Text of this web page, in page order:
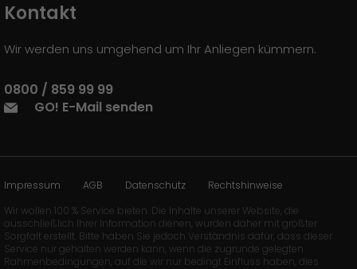
Kontakt
Wir werden uns umgehend um Ihr Anliegen kümmern.
0800 / 859 99 99
GO! E-Mail senden
Impressum AGB Datenschutz
Rechtshinweise
Wir wollen 100 % Service bieten. Die Inhalte unserer Website, die
ausschließlich Ihrer Information dienen, wurden daher mit größter
Sorgfalt erstellt. Bitte haben Sie jedoch Verständnis dafür, dass dieser
Service nur gehalten werden kann, wenn die zugrunde gelegten
Rahmenbedingungen, auf die wir nur bedingt Einfluss haben, dies